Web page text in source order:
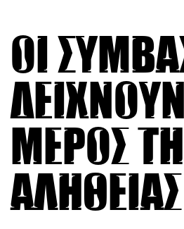
Οι
δείχνουν
μέρος
αλήθειας